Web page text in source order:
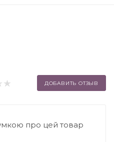
ДОБАВИТЬ ОТЗЫВ
про цей товар